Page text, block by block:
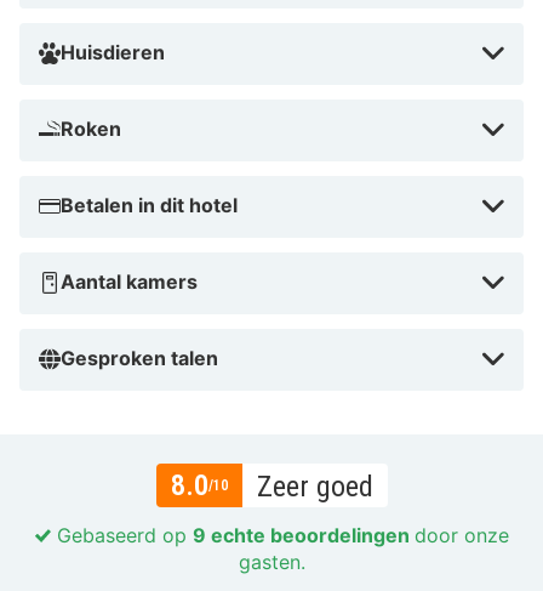
Huisdieren
Roken
Betalen in dit hotel
Aantal kamers
Gesproken talen
8.0/10 Zeer goed
Gebaseerd op 9 echte beoordelingen door onze
gasten.